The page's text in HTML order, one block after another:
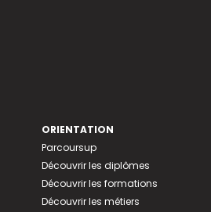
ORIENTATION
Parcoursup
Découvrir les diplômes
Découvrir les formations
Découvrir les métiers